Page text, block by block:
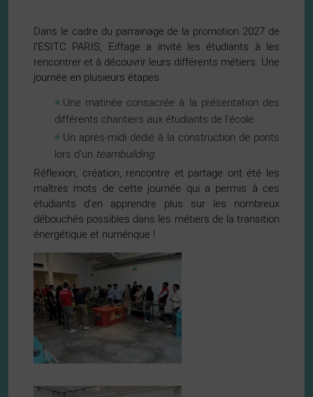
Dans le cadre du parrainage de la promotion 2027 de
l’ESITC PARIS, Eiffage a invité les étudiants à les
rencontrer et à découvrir leurs différents métiers. Une
journée en plusieurs étapes :
Une matinée consacrée à la présentation des
différents chantiers aux étudiants de l’école
Un après-midi dédié à la construction de ponts
lors d’un teambuilding.
Réflexion, création, rencontre et partage ont été les
maîtres mots de cette journée qui a permis à ces
étudiants d’en apprendre plus sur les nombreux
débouchés possibles dans les métiers de la transition
énergétique et numérique !